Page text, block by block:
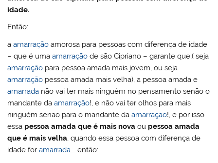
idade.
Então:
aamarração amorosa para pessoas com diferença de idade
– que é umaamarração de são Cipriano – garante que,( seja
amarração para pessoa amada mais jovem, ou seja
amarração pessoa amada mais velha), a pessoa amada e
amarrada não vai ter mais ninguém no pensamento senão o
mandante daamarração!, e não vai ter olhos para mais
ninguém senão para o mandante daamarração!, e por isso
essa pessoa amada que é mais nova ou pessoa amada
que é mais velha , quando essa pessoa com diferença de
idade foramarrada …. então: